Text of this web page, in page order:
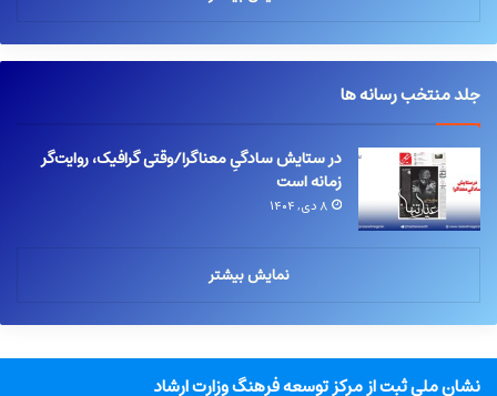
جلد منتخب رسانه ها
در ستایش سادگیِ معناگرا/وقتی گرافیک، روایت‌گر
زمانه است
۸ دی, ۱۴۰۴
نمایش بیشتر
نشان ملی ثبت از مرکز توسعه فرهنگ وزارت ارشاد